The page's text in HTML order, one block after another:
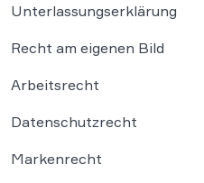
Unterlassungserklärung
Recht am eigenen Bild
Arbeitsrecht
Datenschutzrecht
Markenrecht